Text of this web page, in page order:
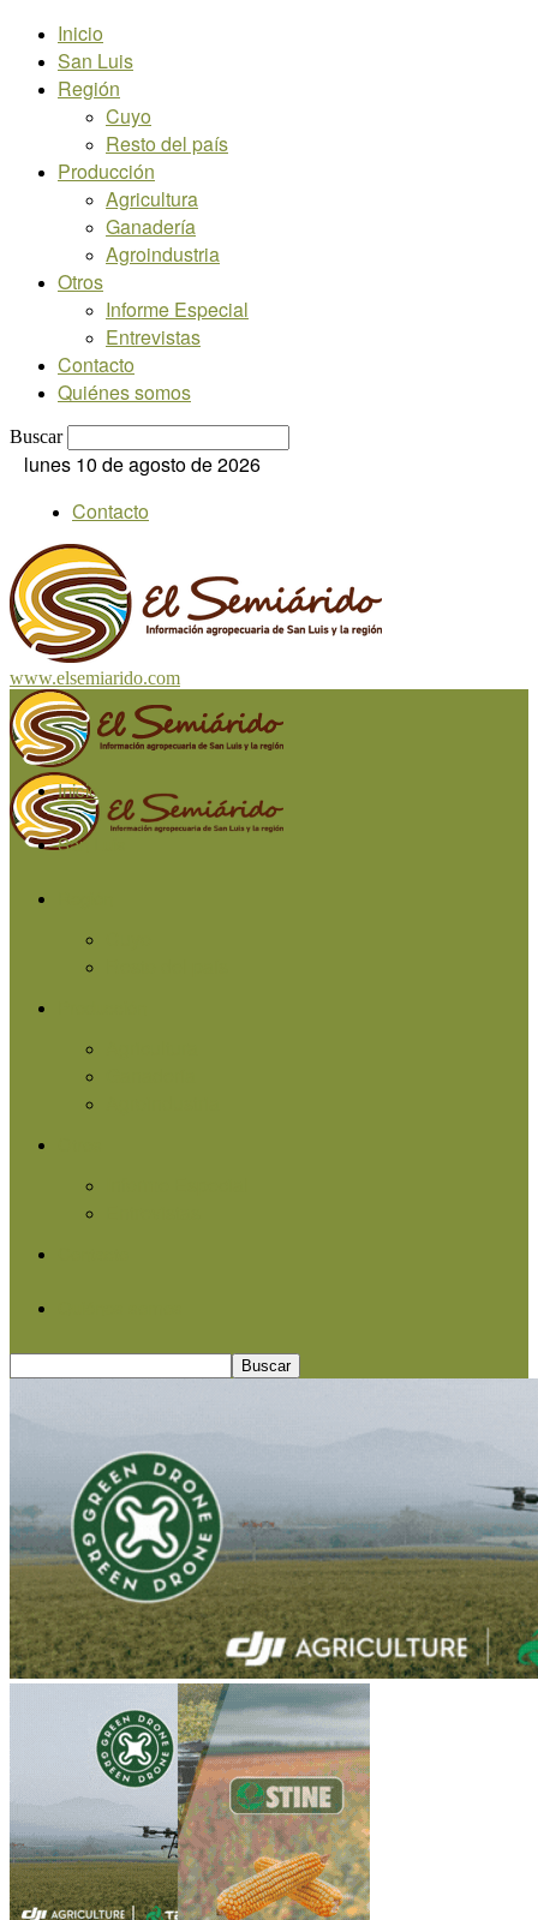
Inicio
San Luis
Región
Cuyo
Resto del país
Producción
Agricultura
Ganadería
Agroindustria
Otros
Informe Especial
Entrevistas
Contacto
Quiénes somos
Buscar
lunes 10 de agosto de 2026
Contacto
www.elsemiarido.com
Inicio
San Luis